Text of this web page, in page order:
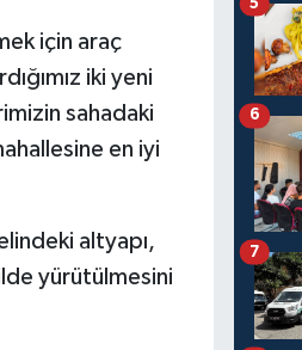
için araç
iki yeni
sahadaki
en iyi
altyapı,
yürütülmesini
5
6
7